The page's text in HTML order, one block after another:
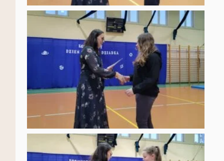
Ta strona korzysta z ciasteczek aby świadczyć usługi na
najwyższym poziomie. Dalsze korzystanie ze strony oznacza,